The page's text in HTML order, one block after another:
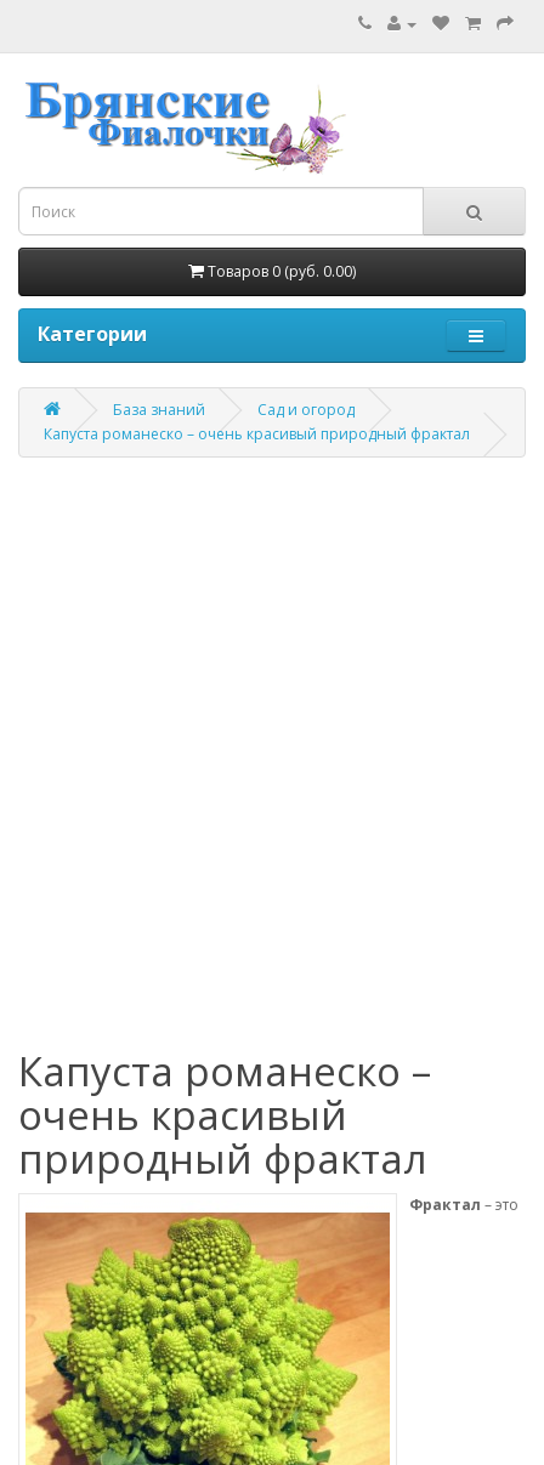
Товаров 0 (руб. 0.00)
Категории
База знаний
Сад и огород
Капуста романеско – очень красивый природный фрактал
Капуста романеско –
очень красивый
природный фрактал
Фрактал – это